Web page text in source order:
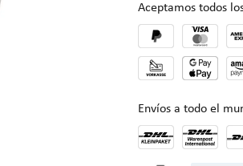
Aceptamos todos
Envíos a todo el